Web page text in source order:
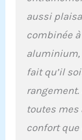
aussi
combinée
aluminium,
fait qu’il
toutes mes
confort que